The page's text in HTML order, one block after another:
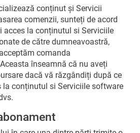
conținut și Servicii
comenzii, sunteți de acord
acces la conținutul si Serviciile
de către dumneavoastră,
comanda
înseamnă că nu aveți
dacă vă răzgândiți după ce
la conținutul si Serviciile software